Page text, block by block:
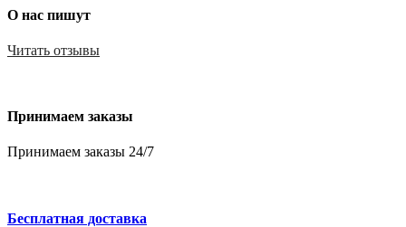
О нас пишут
Читать отзывы
Принимаем заказы
Принимаем заказы 24/7
Бесплатная доставка